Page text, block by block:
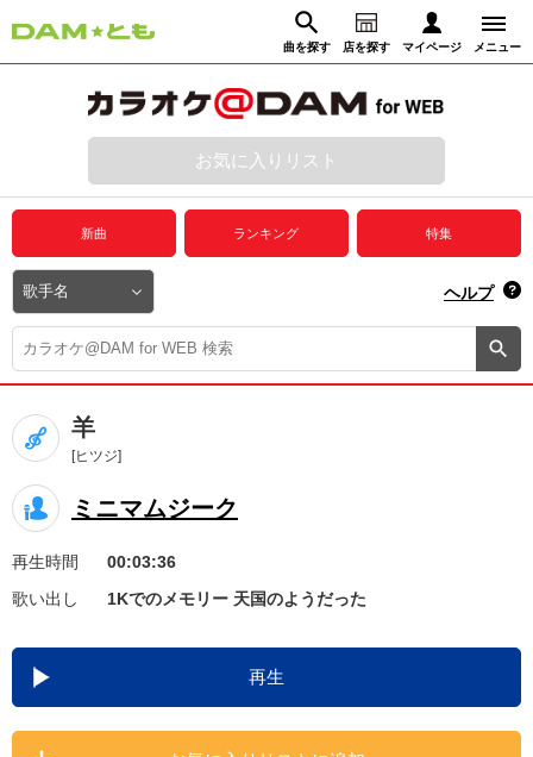
曲を探す 店を探す マイページ メニュー
動画からさがす 録音からさがす
ログイン
プレミアムサービス
DAM★とも動画
DAM★とも録音
カラオケ＠DAM
ユーザー検索
キャンペーン
お知らせ よくあるご質問
DAMの新曲・ランキングなど
カラオケ最新情報をチェック！
お気に入りリスト
新曲 ランキング 特集
ヘルプ
羊
[ヒツジ]
ミニマムジーク
再生時間
00:03:36
歌い出し
1Kでのメモリー 天国のようだった
再生